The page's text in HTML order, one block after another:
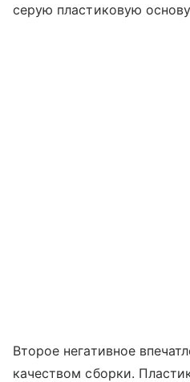
серую пластиковую
Второе негативное
качеством сборки.